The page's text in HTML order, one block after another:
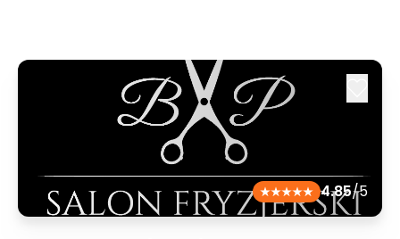
4.85/5